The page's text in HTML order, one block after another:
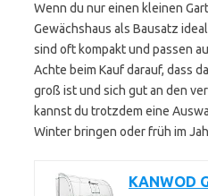
Wenn du nur einen kleinen
Gewächshaus als Bausatz
sind oft kompakt und passen
Achte beim Kauf darauf, dass
groß ist und sich gut an den
kannst du trotzdem eine
Winter bringen oder früh im
KANWOD